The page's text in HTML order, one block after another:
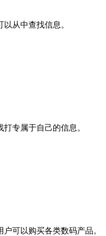
从中查找信息。
专属于自己的信息。
可以购买各类数码产品。